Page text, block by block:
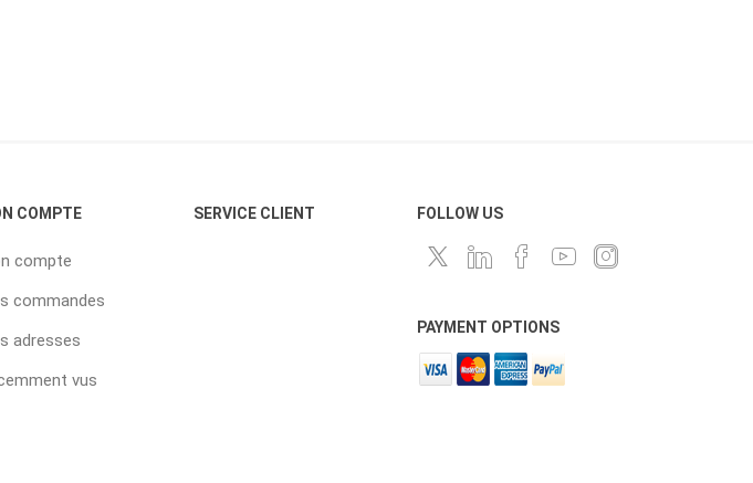
COMPTE
compte
commandes
adresses
vus
SERVICE CLIENT FOLLOW US
PAYMENT OPTIONS